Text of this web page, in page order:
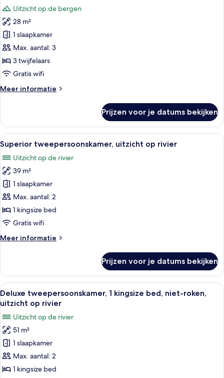
Superior
driepersoonskamer,
slaapkamer,
airconditioning,
uitzicht
bergen
Uitzicht op de bergen
28 m²
1 slaapkamer
Max. aantal: 3
3 twijfelaars
Gratis wifi
Meer informatie
Meer
driepersoonskamer,
slaapkamer,
airconditioning,
uitzicht
op
bergen
Prijzen voor je datums bekijken
Alle
foto's
voor
Superior
tweepersoonskamer,
uitzicht
op
rivier
Een slaapkamer met een houten
5
Superior tweepersoonskamer, uitzicht op rivier
Uitzicht op de rivier
39 m²
1 slaapkamer
Max. aantal: 2
1 kingsize bed
Gratis wifi
Meer informatie
Meer
tweepersoonskamer,
uitzicht
op
rivier
Prijzen voor je datums bekijken
Alle
foto's
Deluxe
tweepersoonskamer,
kingsize
bed,
Een hotelkamer met een groot bed,
4
Deluxe tweepersoonskamer, 1 kingsize bed, niet-roken,
uitzicht op rivier
Uitzicht op de rivier
51 m²
1 slaapkamer
Max. aantal: 2
1 kingsize bed